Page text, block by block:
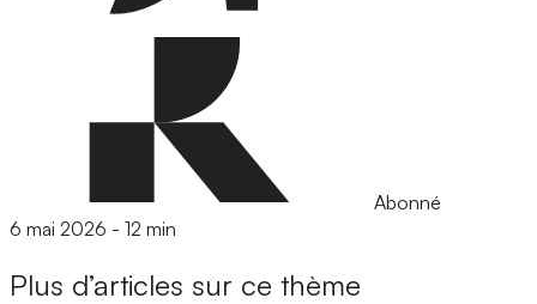
Abonné
6 mai 2026 - 12 min
Plus d’articles sur ce thème